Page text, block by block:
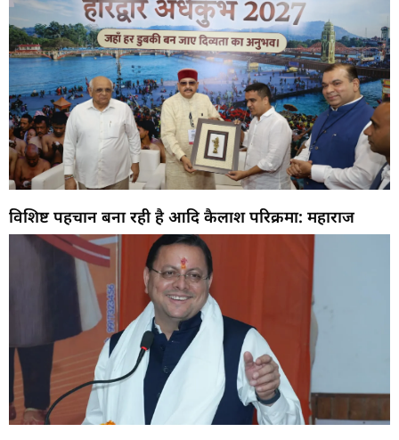
विशिष्ट पहचान बना रही है आदि कैलाश परिक्रमा: महाराज